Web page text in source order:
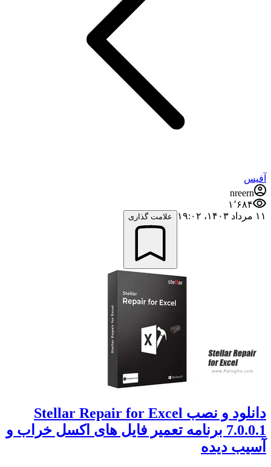
آفیس
nreern
۱٬۶۸۴
۱۱ مرداد ۱۴۰۳،‏ ۱۹:۰۲
علامت گذاری
دانلود و نصب Stellar Repair for Excel
7.0.0.1 برنامه تعمیر فایل های اکسل خراب و
آسیب دیده